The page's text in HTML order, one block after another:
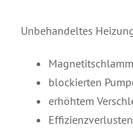
Unbehandeltes
blockierten
erhöhtem
Effizienzverlusten